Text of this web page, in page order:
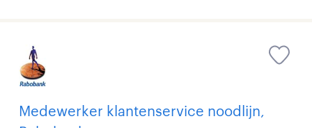
Medewerker klantenservice noodlijn,